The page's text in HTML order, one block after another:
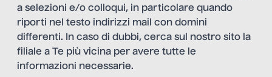
a selezioni e/o colloqui, in particolare quando
riporti nel testo indirizzi mail con domini
differenti. In caso di dubbi, cerca sul nostro sito la
filiale a Te più vicina per avere tutte le
informazioni necessarie.